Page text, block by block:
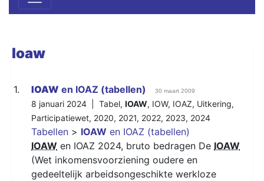
Ioaw
1. IOAW en IOAZ (tabellen) 30 maart 2009
8 januari 2024 | Tabel, IOAW, IOW, IOAZ, Uitkering,
Participatiewet, 2020, 2021, 2022, 2023, 2024
Tabellen > IOAW en IOAZ (tabellen)
IOAW en IOAZ 2024, bruto bedragen De IOAW
(Wet inkomensvoorziening oudere en
gedeeltelijk arbeidsongeschikte werkloze